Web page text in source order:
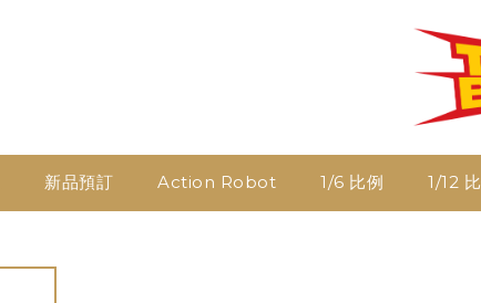
新品預訂 Action Robot 1/6 比例 1/12